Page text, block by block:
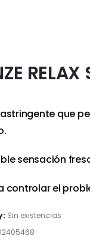
que
sensación
controlar el
Sin existencias